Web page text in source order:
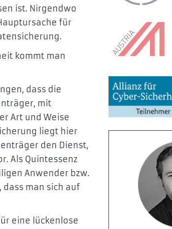
ist. Nirgendwo
für
kommt man
dass die
mit
Art und Weise
liegt hier
den Dienst,
Als Quintessenz
Anwender bzw.
dass man sich auf
eine lückenlose